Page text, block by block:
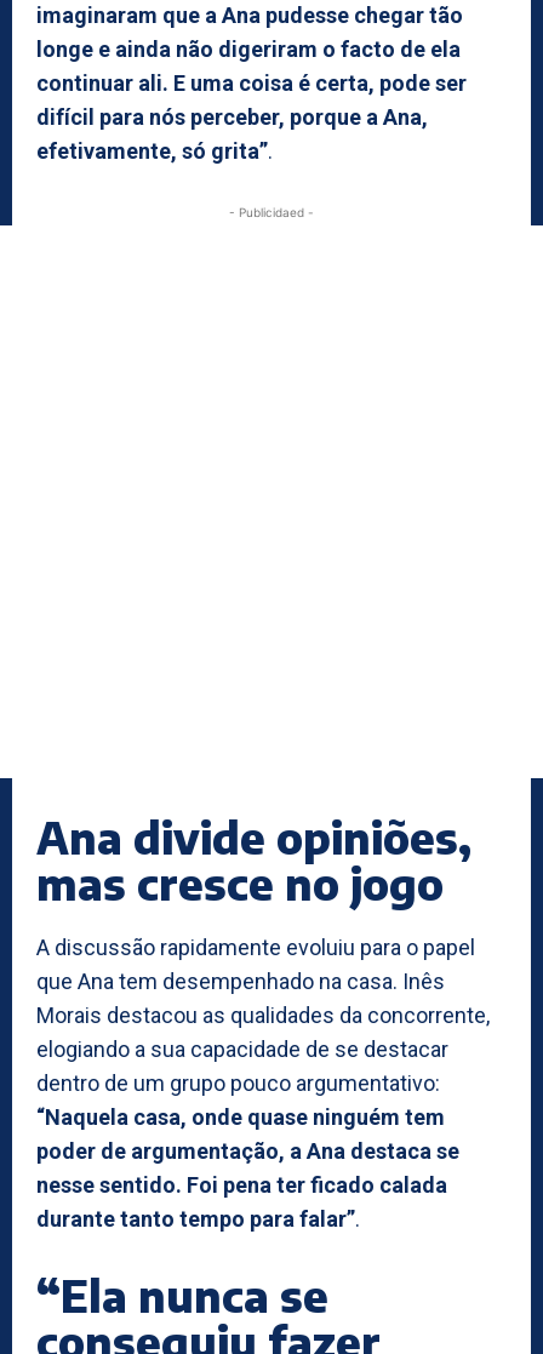
imaginaram que a Ana pudesse chegar tão
longe e ainda não digeriram o facto de ela
continuar ali. E uma coisa é certa, pode ser
difícil para nós perceber, porque a Ana,
efetivamente, só grita”.
- Publicidaed -
Ana divide opiniões,
mas cresce no jogo
A discussão rapidamente evoluiu para o papel
que Ana tem desempenhado na casa. Inês
Morais destacou as qualidades da concorrente,
elogiando a sua capacidade de se destacar
dentro de um grupo pouco argumentativo:
“Naquela casa, onde quase ninguém tem
poder de argumentação, a Ana destaca se
nesse sentido. Foi pena ter ficado calada
durante tanto tempo para falar”.
“Ela nunca se
conseguiu fazer